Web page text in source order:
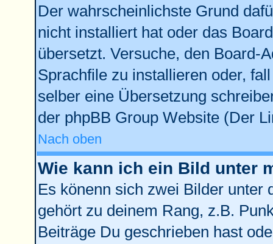
Der wahrscheinlichste Grund
nicht installiert hat oder das
übersetzt. Versuche, den Board-
Sprachfile zu installieren oder,
selber eine Übersetzung
der phpBB Group Website (Der
Nach oben
Wie kann ich ein Bild unter
Es könenn sich zwei Bilder unter
gehört zu deinem Rang, z.B.
Beiträge Du geschrieben hast